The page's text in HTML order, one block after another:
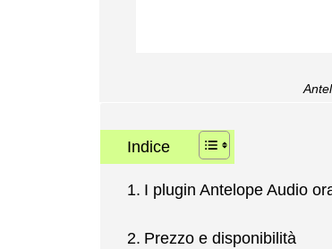
Indice
I plugin Antelope Audio
Prezzo e disponibilità